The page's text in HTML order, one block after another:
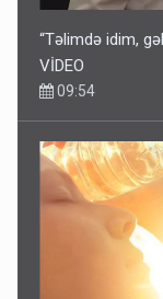
“Təlimdə idim,
VİDEO
09:54